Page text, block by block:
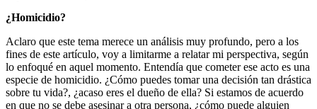
¿Homicidio?
Aclaro que este tema merece un análisis muy profundo, pero a los
fines de este artículo, voy a limitarme a relatar mi perspectiva, según
lo enfoqué en aquel momento. Entendía que cometer ese acto es una
especie de homicidio. ¿Cómo puedes tomar una decisión tan drástica
sobre tu vida?, ¿acaso eres el dueño de ella? Si estamos de acuerdo
en que no se debe asesinar a otra persona, ¿cómo puede alguien